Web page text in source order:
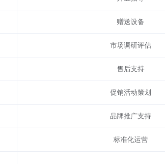
赠送设备
市场调研评估
售后支持
促销活动策划
品牌推广支持
标准化运营